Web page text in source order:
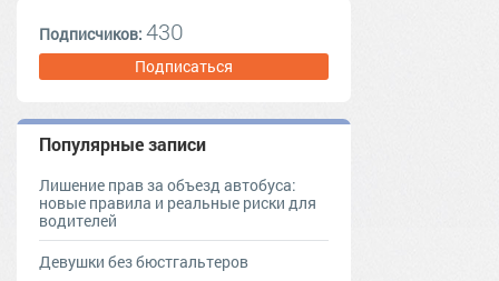
Подписчиков: 430
Подписаться
Популярные записи
Лишение прав за объезд автобуса:
новые правила и реальные риски для
водителей
Девушки без бюстгальтеров